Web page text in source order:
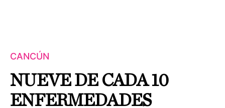
CANCÚN
NUEVE DE CADA 10
ENFERMEDADES